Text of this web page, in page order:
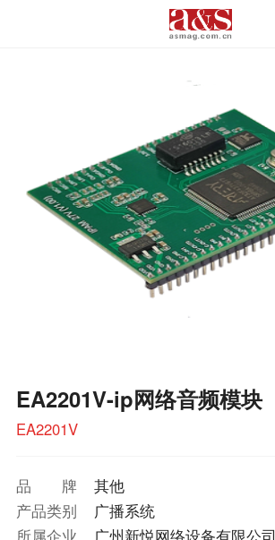
EA2201V-ip网络音频模块
EA2201V
品牌
其他
产品类别
广播系统
所属企业
广州新悦网络设备有限公司